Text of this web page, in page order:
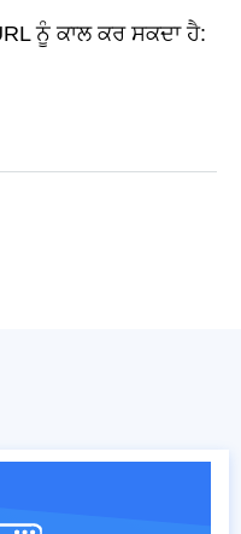
ਨੂੰ ਕਾਲ ਕਰ ਸਕਦਾ ਹੈ: